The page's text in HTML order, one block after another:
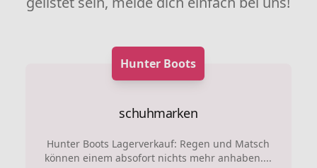
Hunter Boots
schuhmarken
Hunter Boots Lagerverkauf: Regen und Matsch
können einem absofort nichts mehr anhaben....